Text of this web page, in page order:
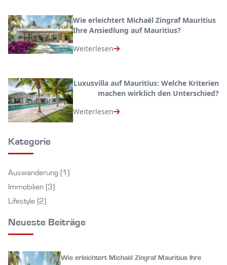
Wie erleichtert Michaël Zingraf Mauritius
Ihre Ansiedlung auf Mauritius?
Weiterlesen
Luxusvilla auf Mauritius: Welche Kriterien
machen wirklich den Unterschied?
Weiterlesen
Kategorie
Auswanderung (1)
Immobilien (3)
Lifestyle (2)
Neueste Beiträge
Wie erleichtert Michaël Zingraf Mauritius Ihre